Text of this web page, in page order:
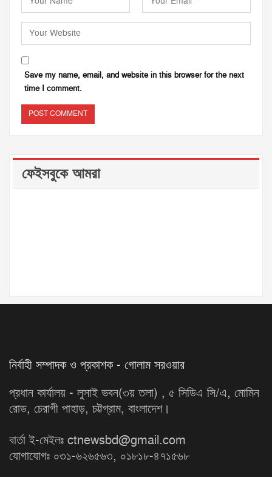
Save my name, email, and website in this browser for the next
time I comment.
ফেইসবুকে আমরা
নির্বাহী সম্পাদক ও প্রকাশক - গোলাম সরওয়ার
প্রধান কার্যালয় - লুসাই ভবন(৩য় তলা) , ৫ সিডিএ সি/এ, মোমিন
রোড, চেরাগী পাহাড়, চট্টগ্রাম, বাংলাদেশ।
বার্তা ই-মেইলঃ ctnewsbd@gmail.com
যোগাযোগঃ ০৩১-৬২৬৫৬৩, ০১৮১৮-৪৭১৫৬৮